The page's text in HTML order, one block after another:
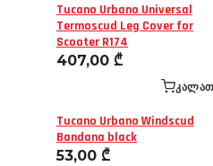
Tucano Urbano Universal
Termoscud Leg Cover for
Scooter R174
407,00 ₾
Tucano Urbano Windscud
Bandana black
53,00 ₾